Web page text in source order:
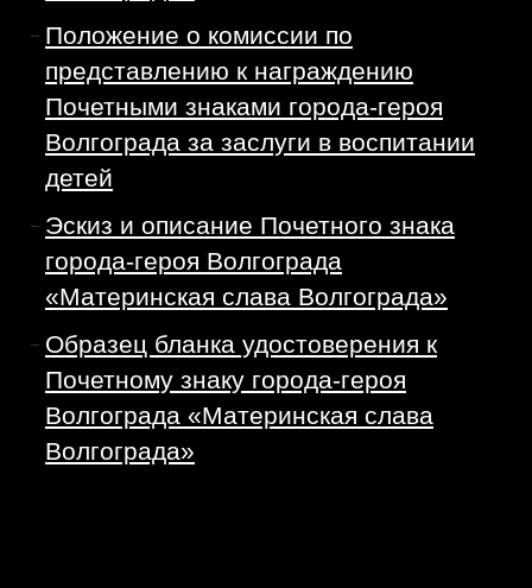
Положение о комиссии по
представлению к награждению
Почетными знаками города-героя
Волгограда за заслуги в воспитании
детей
Эскиз и описание Почетного знака
города-героя Волгограда
«Материнская слава Волгограда»
Образец бланка удостоверения к
Почетному знаку города-героя
Волгограда «Материнская слава
Волгограда»